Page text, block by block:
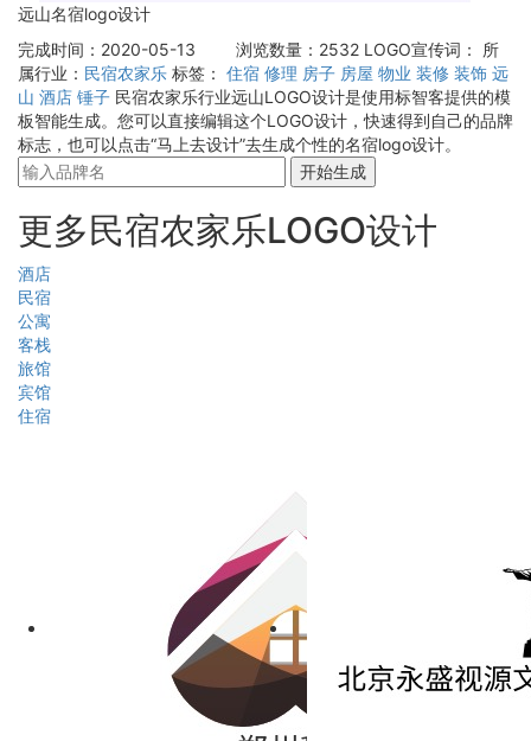
远山名宿logo设计
完成时间：2020-05-13
浏览数量：2532 LOGO宣传词：
所
属行业： 民宿农家乐 标签： 住宿 修理 房子 房屋 物业 装修 装饰 远
山 酒店 锤子 民宿农家乐行业远山LOGO设计是使用标智客提供的模
板智能生成。您可以直接编辑这个LOGO设计，快速得到自己的品牌
标志，也可以点击“马上去设计”去生成个性的名宿logo设计。
开始生成
更多民宿农家乐LOGO设计
酒店
民宿
公寓
客栈
旅馆
宾馆
住宿